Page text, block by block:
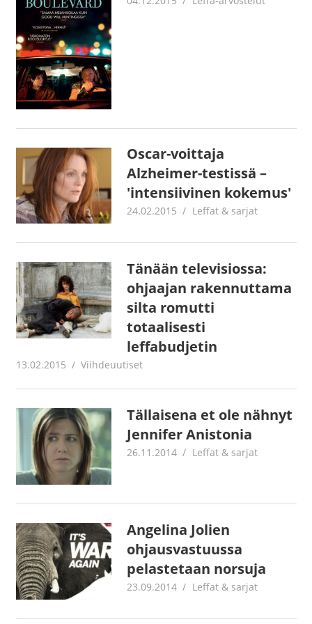
Oscar-voittaja
Alzheimer-testissä –
'intensiivinen kokemus'
24.02.2015 mestanet
Leffat & sarjat
Tänään televisiossa:
ohjaajan rakennuttama
silta romutti
totaalisesti
leffabudjetin
13.02.2015 mestanet
Viihdeuutiset
Tällaisena et ole nähnyt
Jennifer Anistonia
26.11.2014 mestanet
Leffat & sarjat
Angelina Jolien
ohjausvastuussa
pelastetaan norsuja
23.09.2014 mestanet
Leffat & sarjat